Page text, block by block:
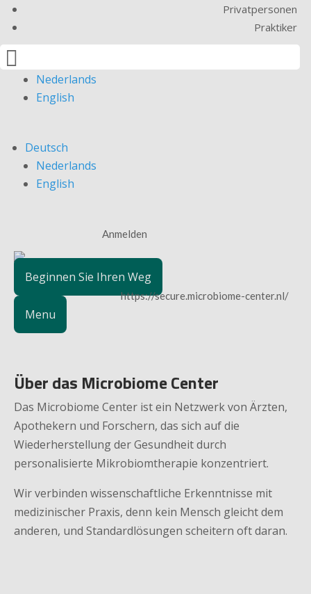
Privatpersonen
Praktiker
Nederlands
English
Deutsch
Nederlands
English
Anmelden
Beginnen Sie Ihren Weg
https://secure.microbiome-center.nl/
Menu
Über das Microbiome Center
Das Microbiome Center ist ein Netzwerk von Ärzten,
Apothekern und Forschern, das sich auf die
Wiederherstellung der Gesundheit durch
personalisierte Mikrobiomtherapie konzentriert.
Wir verbinden wissenschaftliche Erkenntnisse mit
medizinischer Praxis, denn kein Mensch gleicht dem
anderen, und Standardlösungen scheitern oft daran.
